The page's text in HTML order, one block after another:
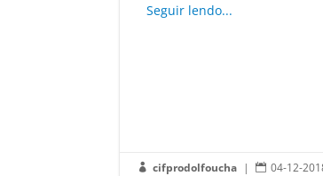
Seguir lendo...
 cifprodolfoucha |  04-12-